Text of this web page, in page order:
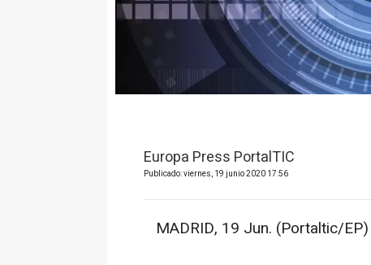
Europa Press PortalTIC
Publicado: viernes, 19 junio 2020 17:56
MADRID, 19 Jun. (Portaltic/